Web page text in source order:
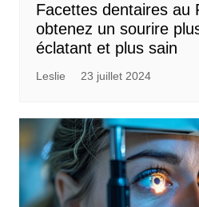
Facettes dentaires au
obtenez un sourire
éclatant et plus sain
Leslie 23 juillet 2024